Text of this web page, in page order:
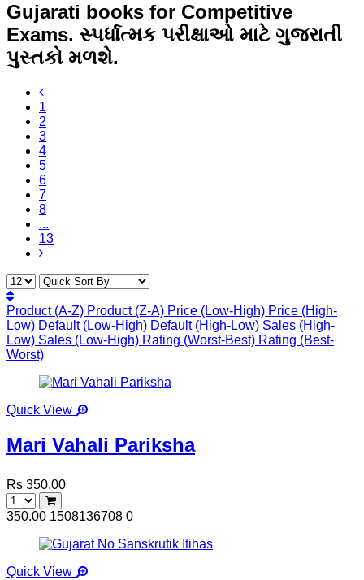
Gujarati books for Competitive
Exams. સ્પર્ધાત્મક પરીક્ષાઓ માટે ગુજરાતી
પુસ્તકો મળશે.
1
2
3
4
5
6
7
8
...
13
Product (A-Z) Product (Z-A) Price (Low-High) Price (High-
Low) Default (Low-High) Default (High-Low) Sales (High-
Low) Sales (Low-High) Rating (Worst-Best) Rating (Best-
Worst)
Quick View
Mari Vahali Pariksha
Rs 350.00
350.00 1508136708 0
Quick View